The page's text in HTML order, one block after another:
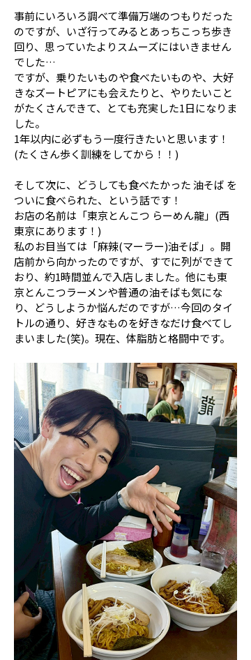
事前にいろいろ調べて準備万端のつもりだった
のですが、いざ行ってみるとあっちこっち歩き
回り、思っていたよりスムーズにはいきません
でした…
ですが、乗りたいものや食べたいものや、大好
きなズートピアにも会えたりと、やりたいこと
がたくさんできて、とても充実した1日になりま
した。
1年以内に必ずもう一度行きたいと思います！
(たくさん歩く訓練をしてから！！)
そして次に、どうしても食べたかった 油そば を
ついに食べられた、という話です！
お店の名前は「東京とんこつ らーめん龍」(西
東京にあります！)
私のお目当ては「麻辣(マーラー)油そば」。開
店前から向かったのですが、すでに列ができて
おり、約1時間並んで入店しました。他にも東
京とんこつラーメンや普通の油そばも気にな
り、どうしようか悩んだのですが…今回のタイ
トルの通り、好きなものを好きなだけ食べてし
まいました(笑)。現在、体脂肪と格闘中です。